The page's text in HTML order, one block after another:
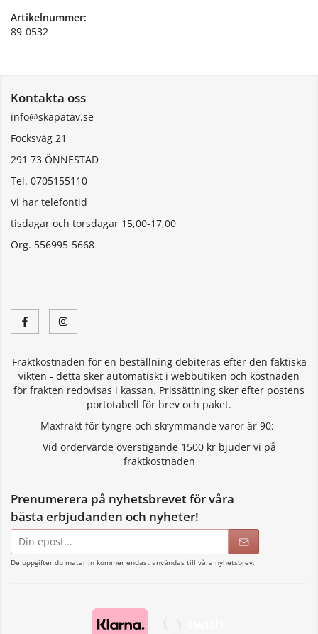
Artikelnummer:
89-0532
Kontakta oss
info@skapatav.se
Focksväg 21
291 73 ÖNNESTAD
Tel. 0705155110
Vi har telefontid
tisdagar och torsdagar 15,00-17,00
Org. 556995-5668
Fraktkostnaden för en beställning debiteras efter den faktiska
vikten - detta sker automatiskt i webbutiken och kostnaden
för frakten redovisas i kassan. Prissättning sker efter postens
portotabell för brev och paket.
Maxfrakt för tyngre och skrymmande varor är 90:-
Vid ordervärde överstigande 1500 kr bjuder vi på
fraktkostnaden
Prenumerera på nyhetsbrevet för våra
bästa erbjudanden och nyheter!
postadress
De uppgifter du matar in kommer endast användas till våra nyhetsbrev.